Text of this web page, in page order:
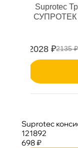
789 ₽
Suprotec
121892
698 ₽